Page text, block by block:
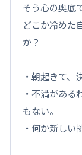
そう心の奥底
どこか冷めた
か？
・朝起きて、
・不満がある
もない。
・何か新しい